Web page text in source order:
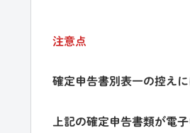
注意点
確定申告書別表一の控え
上記の確定申告書類が電